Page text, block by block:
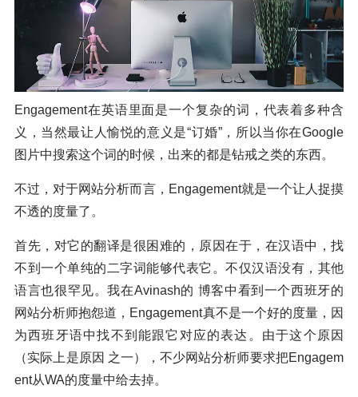
Engagement在英语里面是一个复杂的词，代表着多种含
义，当然最让人愉悦的意义是“订婚”，所以当你在Google
图片中搜索这个词的时候，出来的都是钻戒之类的东西。
不过，对于网站分析而言，Engagement就是一个让人捉摸
不透的度量了。
首先，对它的翻译是很困难的，原因在于，在汉语中，找
不到一个单纯的二字词能够代表它。不仅汉语没有，其他
语言也很罕见。我在Avinash的 博客中看到一个西班牙的
网站分析师抱怨道，Engagement真不是一个好的度量，因
为西班牙语中找不到能跟它对应的表达。由于这个原因
（实际上是原因 之一），不少网站分析师要求把Engagem
ent从WA的度量中给去掉。